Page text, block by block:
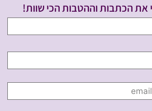
הכתבות וההטבות הכי שוות!